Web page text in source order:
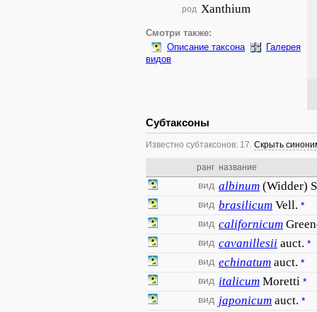
род Xanthium
Смотри также:
Описание таксона
Галерея
видов
Субтаксоны
Известно субтаксонов: 17. Скрыть
ранг название
вид albinum (Widder)
вид brasilicum Vell. *
вид californicum
вид cavanillesii auct. *
вид echinatum auct. *
вид italicum Moretti *
вид japonicum auct. *